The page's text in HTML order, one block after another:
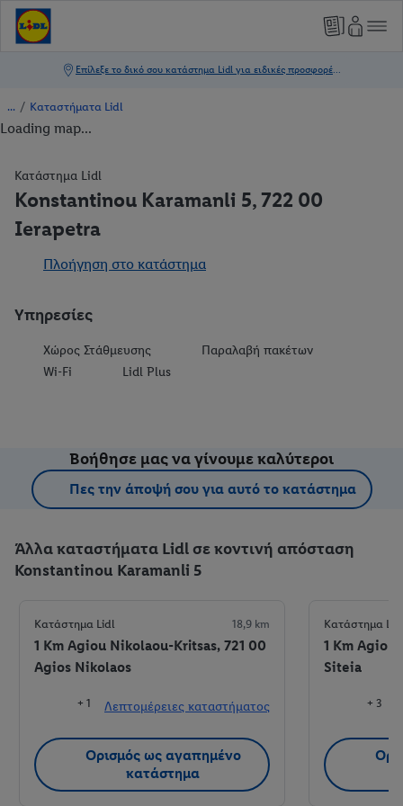
/ Καταστήματα Lidl
Loading map...
Κατάστημα Lidl
Konstantinou Karamanli 5, 722 00
Ierapetra
Πλοήγηση στο κατάστημα
Υπηρεσίες
Χώρος Στάθμευσης
Παραλαβή πακέτων
Wi-Fi
Lidl Plus
Βοήθησε μας να γίνουμε καλύτεροι
Πες την άποψή σου για αυτό το κατάστημα
Άλλα καταστήματα Lidl σε κοντινή απόσταση
Konstantinou Karamanli 5
Κατάστημα Lidl 18,9 km
1 Km Agiou Nikolaou-Kritsas, 721 00
Agios Nikolaos
+ 1 Λεπτομέρειες καταστήματος
Ορισμός ως αγαπημένο
κατάστημα
Κατάστημα
1 Km Agiou
Siteia
+ 3